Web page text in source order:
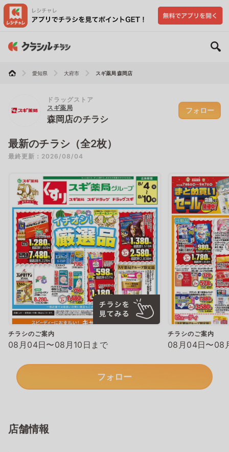
愛知県 大府市 スギ薬局 森岡店
ドラッグストア
スギ薬局
森岡店のチラシ
フォロー
最新のチラシ（全2枚）
最終更新：2026/08/04
チラシのご案内
08月04日〜08月10日まで
チラシのご案内
08月04日〜08
フォロー
店舗情報